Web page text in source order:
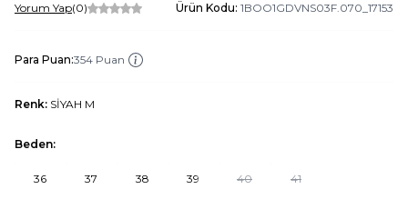
Yorum Yap(0) Ürün Kodu: 1BOO1GDVNS03F.070_17153
Para Puan:354 Puan
Renk: SİYAH M
Beden:
36 37 38 39 40 41